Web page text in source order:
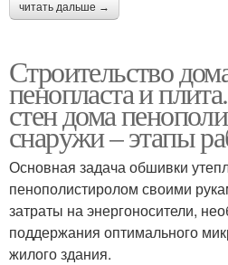
читать дальше →
Строительство
пенопласта и
стен дома
снаружи – этапы
Основная задача обшивки
пенополистиролом своими
затраты на энергоносители,
поддержания оптимального
жилого здания.